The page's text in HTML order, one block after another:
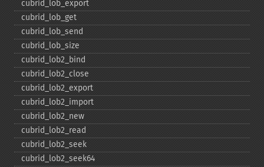
cubrid_​lob_​export
cubrid_​lob_​get
cubrid_​lob_​send
cubrid_​lob_​size
cubrid_​lob2_​bind
cubrid_​lob2_​close
cubrid_​lob2_​export
cubrid_​lob2_​import
cubrid_​lob2_​new
cubrid_​lob2_​read
cubrid_​lob2_​seek
cubrid_​lob2_​seek64